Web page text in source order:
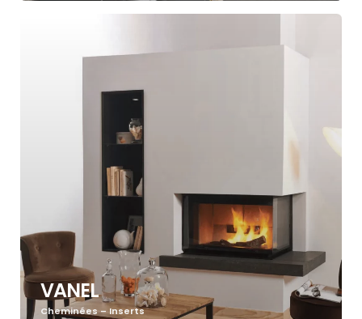
VANEL
Cheminées – Inserts